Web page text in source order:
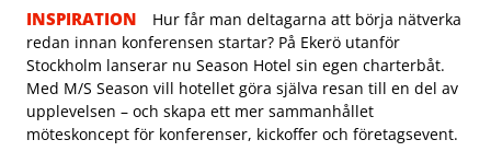
INSPIRATION
Hur får man deltagarna att börja nätverka
redan innan konferensen startar? På Ekerö utanför
Stockholm lanserar nu Season Hotel sin egen charterbåt.
Med M/S Season vill hotellet göra själva resan till en del av
upplevelsen – och skapa ett mer sammanhållet
möteskoncept för konferenser, kickoffer och företagsevent.